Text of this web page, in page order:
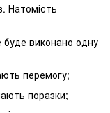
Натомість
буде виконано одну
перемогу;
поразки;